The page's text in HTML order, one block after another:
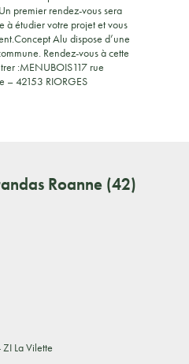
premier rendez-vous sera
à étudier votre projet et vous
Alu dispose d’une
Rendez-vous à cette
:MENUBOIS117 rue
– 42153 RIORGES
Roanne (42)
La Vilette